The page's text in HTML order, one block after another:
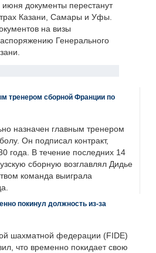
июня документы перестанут
Казани, Самары и Уфы.
на визы
Генерального
тренером сборной Франции по
назначен главным тренером
Он подписал контракт,
года. В течение последних 14
сборную возглавлял Дидье
команда выиграла
покинул должность из-за
шахматной федерации (FIDE)
что временно покидает свою